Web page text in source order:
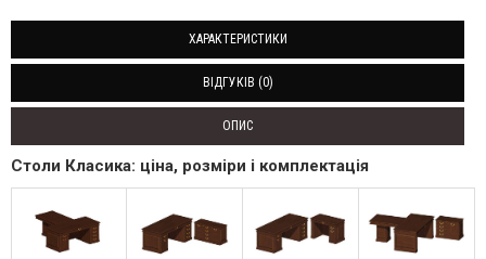
ХАРАКТЕРИСТИКИ
ВІДГУКІВ (0)
ОПИС
Столи Класика: ціна, розміри і комплектація